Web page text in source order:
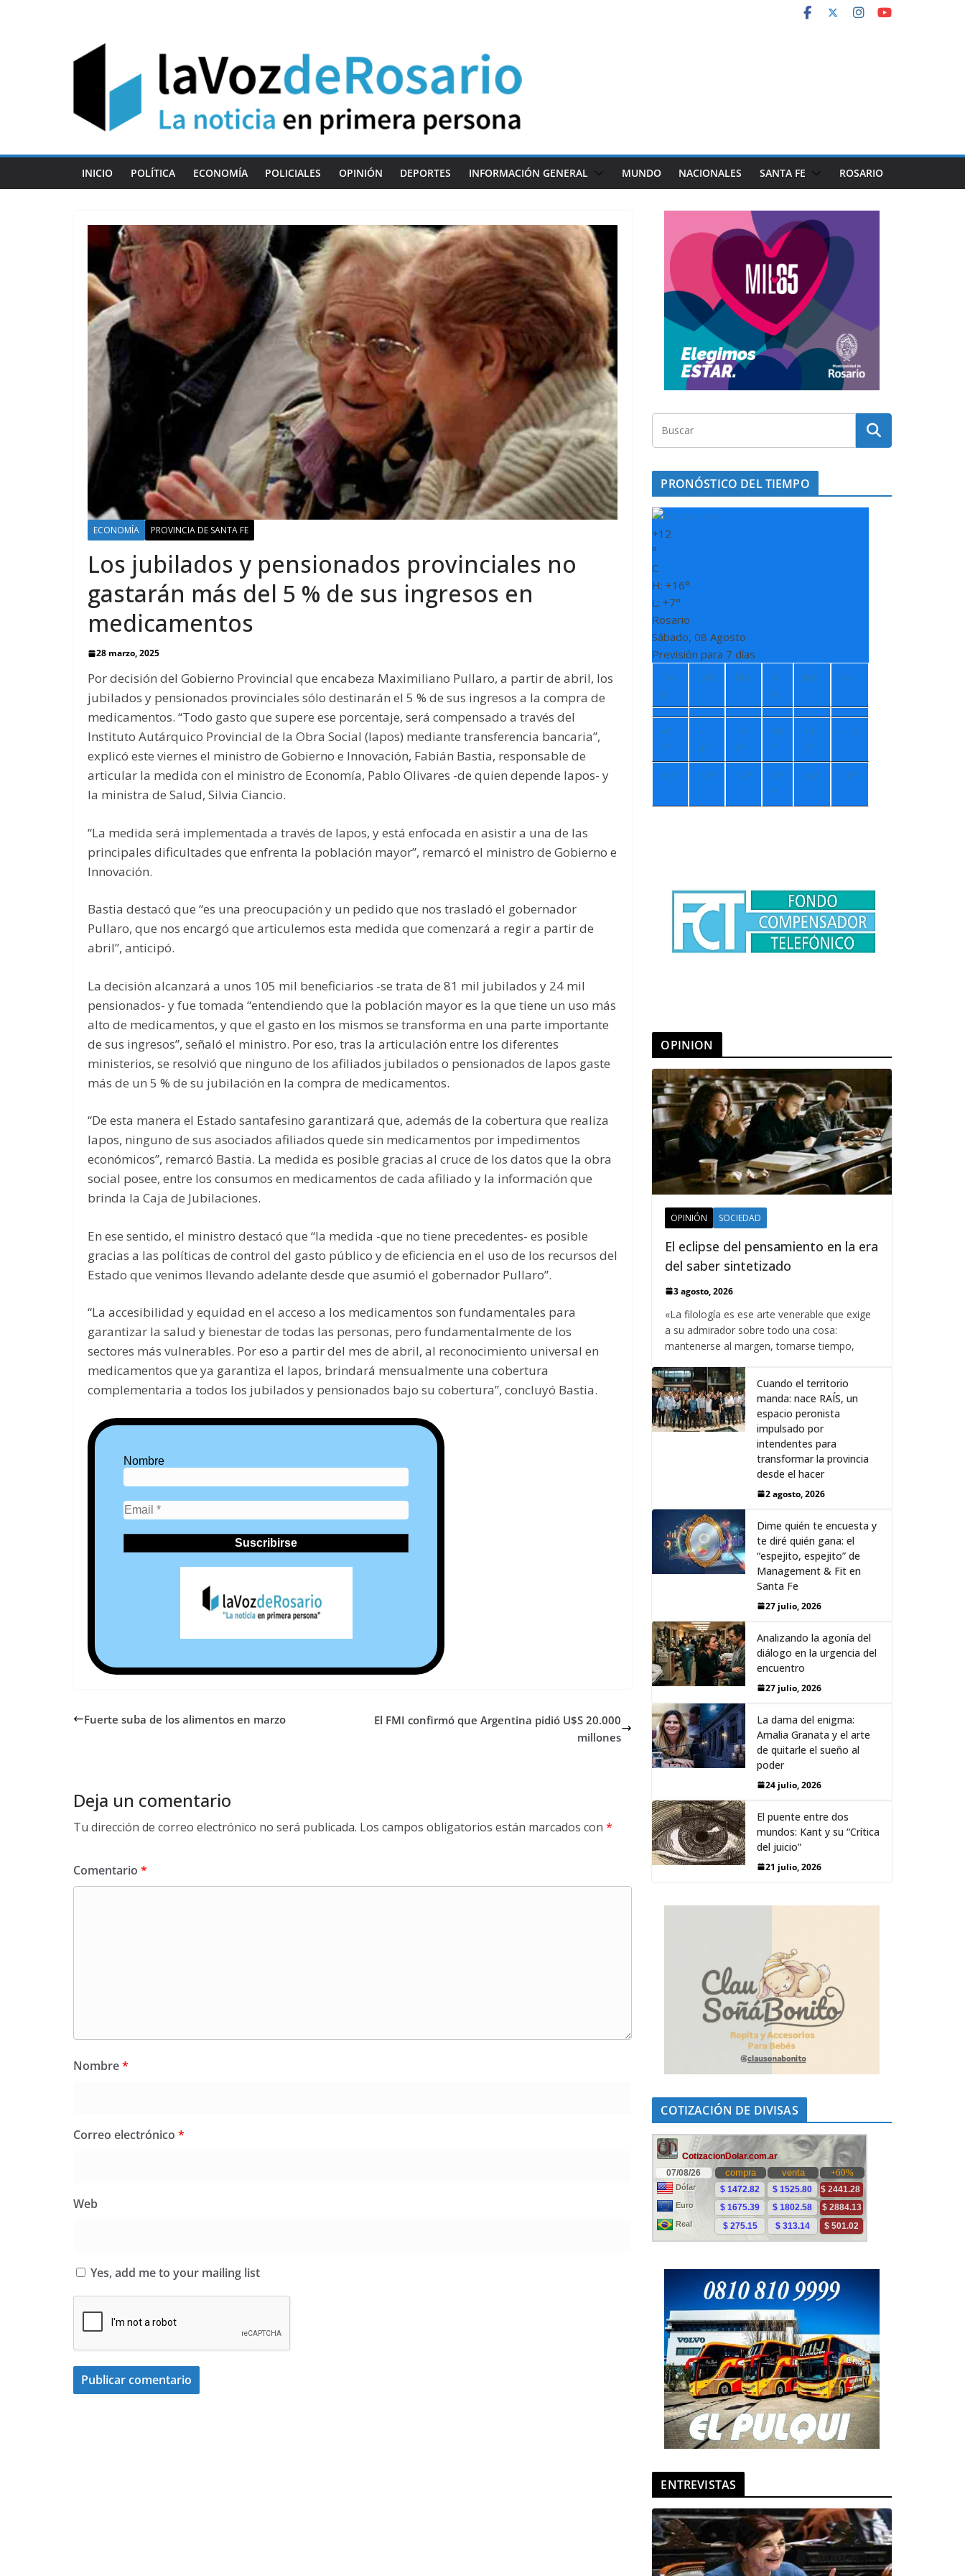
INICIO POLÍTICA ECONOMÍA POLICIALES OPINIÓN DEPORTES INFORMACIÓN GENERAL MUNDO NACIONALES SANTA FE ROSARIO
ECONOMÍA PROVINCIA DE SANTA FE
Los jubilados y pensionados provinciales no
gastarán más del 5 % de sus ingresos en
medicamentos
28 marzo, 2025
Por decisión del Gobierno Provincial que encabeza Maximiliano Pullaro, a partir de abril, los
jubilados y pensionados provinciales sólo destinarán el 5 % de sus ingresos a la compra de
medicamentos. “Todo gasto que supere ese porcentaje, será compensado a través del
Instituto Autárquico Provincial de la Obra Social (Iapos) mediante transferencia bancaria”,
explicó este viernes el ministro de Gobierno e Innovación, Fabián Bastia, responsable de
articular la medida con el ministro de Economía, Pablo Olivares -de quien depende Iapos- y
la ministra de Salud, Silvia Ciancio.
“La medida será implementada a través de Iapos, y está enfocada en asistir a una de las
principales dificultades que enfrenta la población mayor”, remarcó el ministro de Gobierno e
Innovación.
Bastia destacó que “es una preocupación y un pedido que nos trasladó el gobernador
Pullaro, que nos encargó que articulemos esta medida que comenzará a regir a partir de
abril”, anticipó.
La decisión alcanzará a unos 105 mil beneficiarios -se trata de 81 mil jubilados y 24 mil
pensionados- y fue tomada “entendiendo que la población mayor es la que tiene un uso más
alto de medicamentos, y que el gasto en los mismos se transforma en una parte importante
de sus ingresos”, señaló el ministro. Por eso, tras la articulación entre los diferentes
ministerios, se resolvió que ninguno de los afiliados jubilados o pensionados de Iapos gaste
más de un 5 % de su jubilación en la compra de medicamentos.
“De esta manera el Estado santafesino garantizará que, además de la cobertura que realiza
Iapos, ninguno de sus asociados afiliados quede sin medicamentos por impedimentos
económicos”, remarcó Bastia. La medida es posible gracias al cruce de los datos que la obra
social posee, entre los consumos en medicamentos de cada afiliado y la información que
brinda la Caja de Jubilaciones.
En ese sentido, el ministro destacó que “la medida -que no tiene precedentes- es posible
gracias a las políticas de control del gasto público y de eficiencia en el uso de los recursos del
Estado que venimos llevando adelante desde que asumió el gobernador Pullaro”.
“La accesibilidad y equidad en el acceso a los medicamentos son fundamentales para
garantizar la salud y bienestar de todas las personas, pero fundamentalmente de los
sectores más vulnerables. Por eso a partir del mes de abril, al reconocimiento universal en
medicamentos que ya garantiza el Iapos, brindará mensualmente una cobertura
complementaria a todos los jubilados y pensionados bajo su cobertura”, concluyó Bastia.
Nombre
Fuerte suba de los alimentos en marzo
El FMI confirmó que Argentina pidió U$S 20.000
millones
Deja un comentario
Tu dirección de correo electrónico no será publicada. Los campos obligatorios están marcados con *
Comentario *
Nombre*
Correo electrónico *
Web
Yes, add me to your mailing list
PRONÓSTICO DEL TIEMPO
+12
°
C
H:+16°
L:+7°
Rosario
Sábado, 08 Agosto
Previsión para 7 días
Do
m
Lun
Ma
r
Mi
é
Jue Vie
+1
7°
+1
4°
+1
3°
+9
°
+1
2°
+12
°
+5° +4° +4° +7
°
+8° +8°
OPINION
OPINIÓN SOCIEDAD
El eclipse del pensamiento en la era
del saber sintetizado
3 agosto, 2026
«La filología es ese arte venerable que exige
a su admirador sobre todo una cosa:
mantenerse al margen, tomarse tiempo,
Cuando el territorio
manda: nace RAÍS, un
espacio peronista
impulsado por
intendentes para
transformar la provincia
desde el hacer
2 agosto, 2026
Dime quién te encuesta y
te diré quién gana: el
“espejito, espejito” de
Management & Fit en
Santa Fe
27 julio, 2026
Analizando la agonía del
diálogo en la urgencia del
encuentro
27 julio, 2026
La dama del enigma:
Amalia Granata y el arte
de quitarle el sueño al
poder
24 julio, 2026
El puente entre dos
mundos: Kant y su “Crítica
del juicio”
21 julio, 2026
COTIZACIÓN DE DIVISAS
ENTREVISTAS